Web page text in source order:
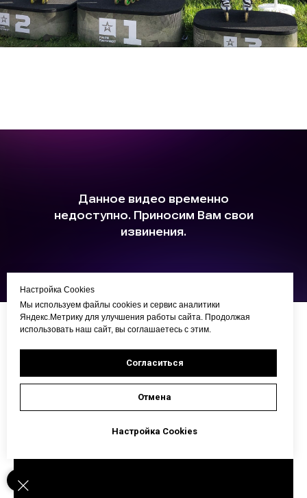
Настройка Cookies
Мы используем файлы cookies и сервис аналитики
Яндекс.Метрику для улучшения работы сайта. Продолжая
использовать наш сайт, вы соглашаетесь с этим.
Согласиться
Отмена
Настройка Cookies